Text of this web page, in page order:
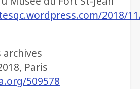
2018/
archives
Paris
509578